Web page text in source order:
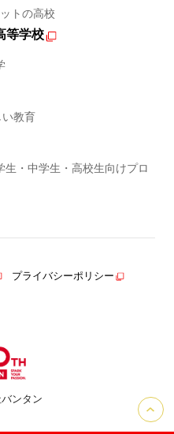
トの高校
等学校
教育
・中学生・高校生向けプロ
プライバシーポリシー
ンタン